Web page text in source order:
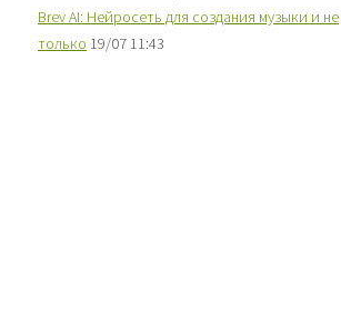
Brev AI: Нейросеть для создания музыки и не
только 19/07 11:43